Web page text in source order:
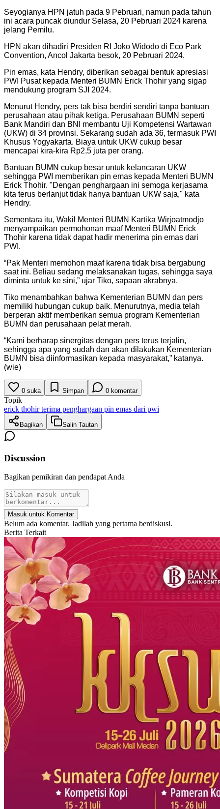
Seyogianya HPN jatuh pada 9 Pebruari, namun pada tahun
ini acara puncak diundur Selasa, 20 Pebruari 2024 karena
jelang Pemilu.
HPN akan dihadiri Presiden RI Joko Widodo di Eco Park
Convention, Ancol Jakarta besok, 20 Pebruari 2024.
Pin emas, kata Hendry, diberikan sebagai bentuk apresiasi
PWI Pusat kepada Menteri BUMN Erick Thohir yang sigap
mendukung program SJI 2024.
Menurut Hendry, pers tak bisa berdiri sendiri tanpa bantuan
perusahaan atau pihak ketiga. Perusahaan BUMN seperti
Bank Mandiri dan BNI membantu Uji Kompetensi Wartawan
(UKW) di 34 provinsi. Sekarang sudah ada 36, termasuk PWI
Khusus Yogyakarta. Biaya untuk UKW cukup besar
mencapai kira-kira Rp2,5 juta per orang.
Bantuan BUMN cukup besar untuk kelancaran UKW
sehingga PWI memberikan pin emas kepada Menteri BUMN
Erick Thohir. "Dengan penghargaan ini semoga kerjasama
kita terus berlanjut tidak hanya bantuan UKW saja," kata
Hendry.
Sementara itu, Wakil Menteri BUMN Kartika Wirjoatmodjo
menyampaikan permohonan maaf Menteri BUMN Erick
Thohir karena tidak dapat hadir menerima pin emas dari
PWI.
“Pak Menteri memohon maaf karena tidak bisa bergabung
saat ini. Beliau sedang melaksanakan tugas, sehingga saya
diminta untuk ke sini,” ujar Tiko, sapaan akrabnya.
Tiko menambahkan bahwa Kementerian BUMN dan pers
memiliki hubungan cukup baik. Menurutnya, media telah
berperan aktif memberikan semua program Kementerian
BUMN dan perusahaan pelat merah.
“Kami berharap sinergitas dengan pers terus terjalin,
sehingga apa yang sudah dan akan dilakukan Kementerian
BUMN bisa diinformasikan kepada masyarakat,” katanya.
(wie)
0 suka Simpan 0 komentar
Topik
erick thohir terima penghargaan pin emas dari pwi
Bagikan Salin Tautan
Discussion
Bagikan pemikiran dan pendapat Anda
Masuk untuk Komentar
Belum ada komentar. Jadilah yang pertama berdiskusi.
Berita Terkait